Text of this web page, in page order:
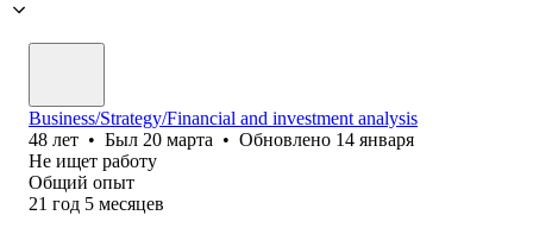
Business/Strategy/Financial and investment analysis
48 лет • Был 20 марта • Обновлено 14 января
Не ищет работу
Общий опыт
21 год 5 месяцев